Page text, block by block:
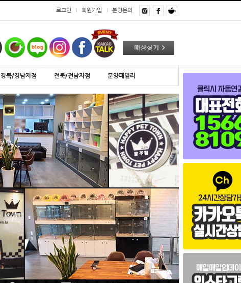
로그인 회원가입 분양문의
경북/경남지점 전북/전남지점 분양패밀리